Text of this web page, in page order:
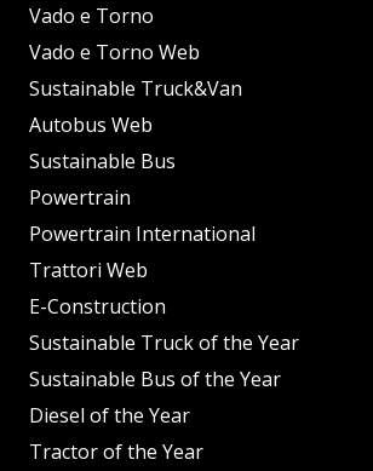
Vado e Torno
Vado e Torno Web
Sustainable Truck&Van
Autobus Web
Sustainable Bus
Powertrain
Powertrain International
Trattori Web
E-Construction
Sustainable Truck of the Year
Sustainable Bus of the Year
Diesel of the Year
Tractor of the Year